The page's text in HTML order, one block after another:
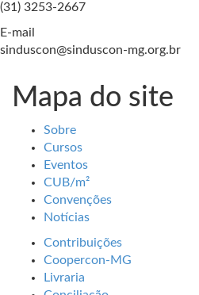
(31) 3253-2667
E-mail
sinduscon@sinduscon-mg.org.br
Mapa do site
Sobre
Cursos
Eventos
CUB/m²
Convenções
Notícias
Contribuições
Coopercon-MG
Livraria